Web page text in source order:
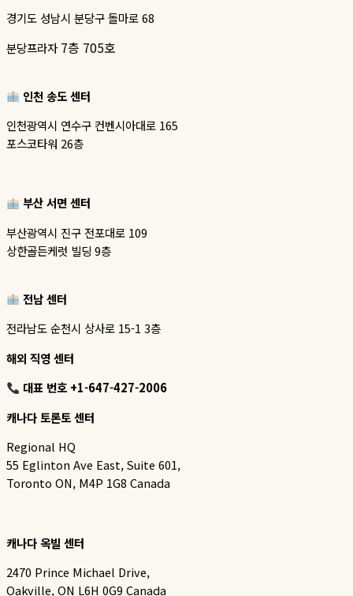
경기도 성남시 분당구 돌마로 68
분당프라자7층 705호
인천 송도 센터
인천광역시 연수구 컨벤시아대로 165
포스코타워 26층
부산 서면 센터
부산광역시 진구 전포대로 109
상한골든케럿 빌딩 9층
전남 센터
전라남도 순천시 상사로 15-1 3층
해외 직영 센터
대표 번호 +1-647-427-2006
캐나다 토론토 센터
Regional HQ
55 Eglinton Ave East, Suite 601,
Toronto ON, M4P 1G8 Canada
캐나다 옥빌 센터
2470 Prince Michael Drive,
Oakville, ON L6H 0G9 Canada